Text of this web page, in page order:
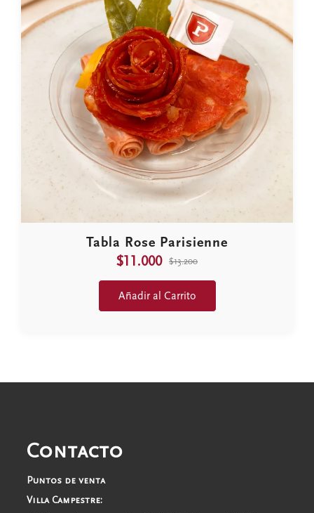
Tabla Rose Parisienne
$11.000 $13.200
Añadir al Carrito
Contacto
Puntos de venta
Villa Campestre: